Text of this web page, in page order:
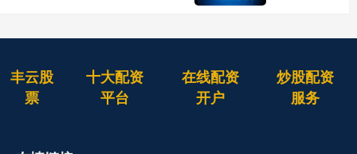
丰云股
票
十大配资
平台
在线配资
开户
炒股配资
服务